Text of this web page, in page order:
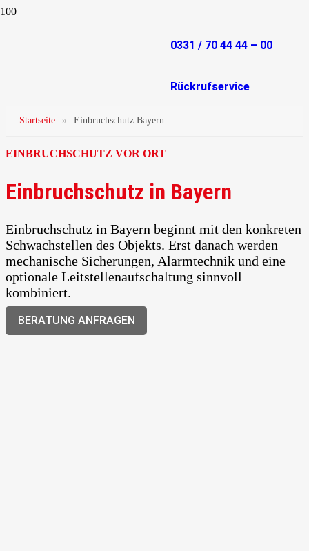
0331 / 70 44 44 – 00
Rückrufservice
Startseite » Einbruchschutz Bayern
EINBRUCHSCHUTZ VOR ORT
Einbruchschutz in Bayern
Einbruchschutz in Bayern beginnt mit den konkreten
Schwachstellen des Objekts. Erst danach werden
mechanische Sicherungen, Alarmtechnik und eine
optionale Leitstellenaufschaltung sinnvoll
kombiniert.
BERATUNG ANFRAGEN